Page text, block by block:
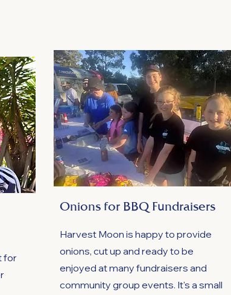
for
Onions for BBQ Fundraisers
Harvest Moon is happy to provide
onions, cut up and ready to be
enjoyed at many fundraisers and
community group events. It's a small